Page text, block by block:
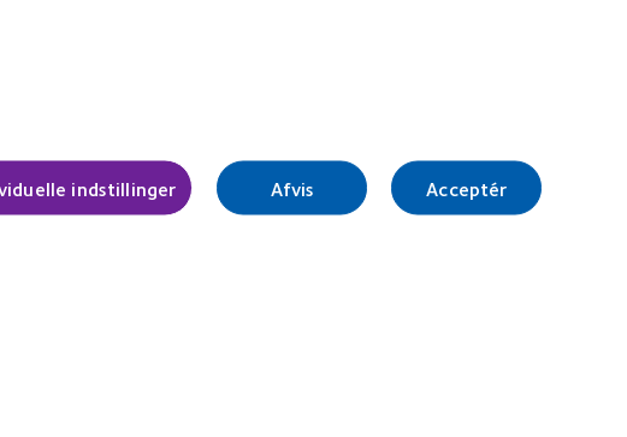
indstillinger Afvis Acceptér